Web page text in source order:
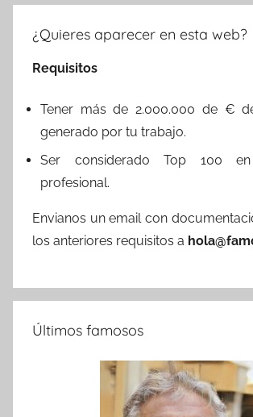
¿Quieres aparecer en esta web?
Requisitos
Tener más de 2.000.000 de €
generado por tu trabajo.
Ser considerado Top 100
profesional.
Envianos un email con
los anteriores requisitos a
Últimos famosos